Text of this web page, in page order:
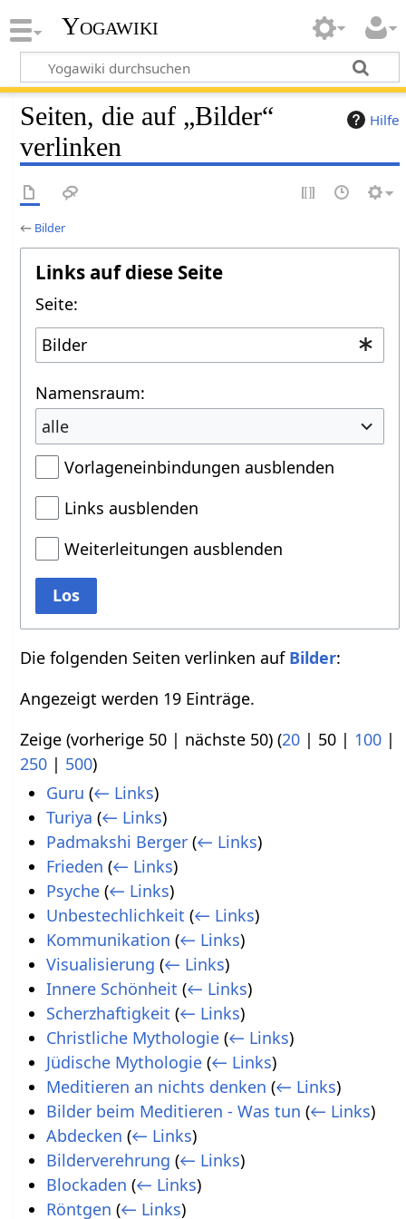
Yogawiki
Hilfe
Seiten, die auf „Bilder“
verlinken
← Bilder
Links auf diese Seite
Seite:
Namensraum:
alle
Vorlageneinbindungen ausblenden
Links ausblenden
Weiterleitungen ausblenden
Los
Die folgenden Seiten verlinken auf Bilder:
Angezeigt werden 19 Einträge.
Zeige (vorherige 50 | nächste 50) (20 | 50 | 100 |
250 | 500)
Guru (← Links)
Turiya (← Links)
Padmakshi Berger (← Links)
Frieden (← Links)
Psyche (← Links)
Unbestechlichkeit (← Links)
Kommunikation (← Links)
Visualisierung (← Links)
Innere Schönheit (← Links)
Scherzhaftigkeit (← Links)
Christliche Mythologie (← Links)
Jüdische Mythologie (← Links)
Meditieren an nichts denken (← Links)
Bilder beim Meditieren - Was tun (← Links)
Abdecken (← Links)
Bilderverehrung (← Links)
Blockaden (← Links)
Röntgen (← Links)